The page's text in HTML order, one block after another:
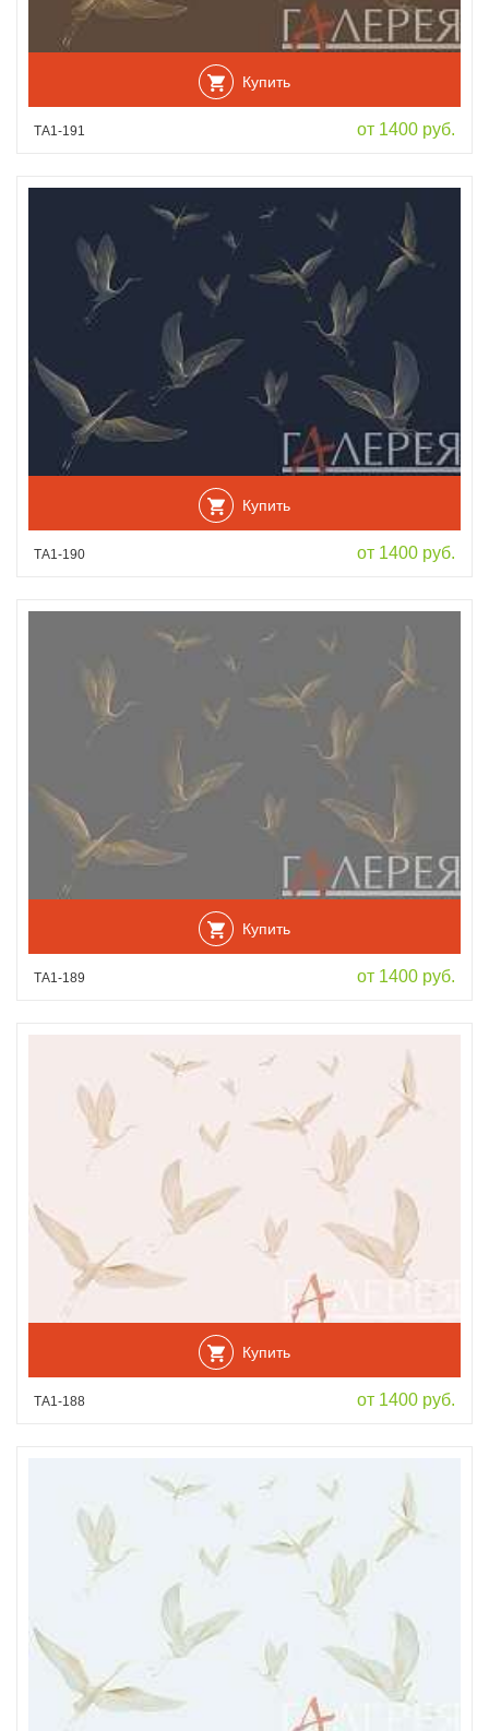
Купить
ТА1-191 от 1400 руб.
Купить
ТА1-190 от 1400 руб.
Купить
ТА1-189 от 1400 руб.
Купить
ТА1-188 от 1400 руб.